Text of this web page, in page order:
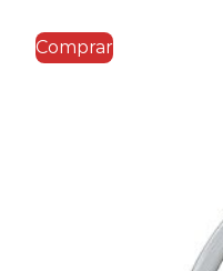
Comprar